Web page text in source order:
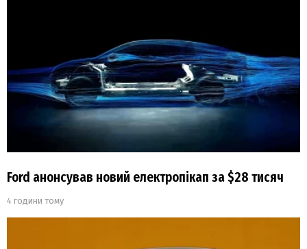
Ford анонсував новий електропікап за $28 тисяч
4 години тому